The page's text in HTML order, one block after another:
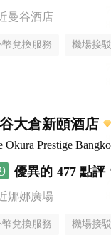
曼谷酒店
幣兌換服務 機場接
大倉新頤酒店
Okura Prestige
優異的 477 點評
娜娜廣場
幣兌換服務 機場接